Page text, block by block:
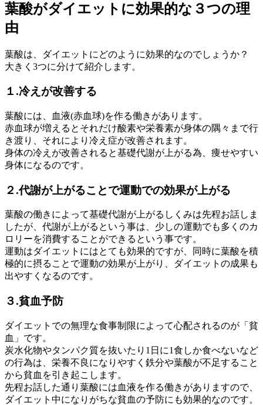
葉酸がダイエットに効果的な３つの理
由
葉酸は、ダイエットにどのように効果的なのでしょうか？
大きく3つに分けて紹介します。
１.冷えが改善する
葉酸には、血液(赤血球)を作る働きがあります。
赤血球が増えるとそれだけ酸素や栄養素が身体の隅々まで行
き渡り、それにより冷え症が改善されます。
身体の冷えが改善されると基礎代謝が上がる為、痩せやすい
身体になるのです。
２.代謝が上がることで運動での効果が上がる
葉酸の働きによって基礎代謝が上がるしくみは先程お話しま
したが、代謝が上がるという事は、少しの運動でも多くのカ
ロリーを消費することができるという事です。
運動はダイエットにはとても効果的ですが、同時に葉酸を積
極的に摂ることで運動の効果が上がり、ダイエットの成果も
出やすくなるのです。
３.貧血予防
ダイエットでの無理な食事制限によって心配されるのが「貧
血」です。
炭水化物やタンパク質を抜いたり1日に1食しか食べないなど
の行為は、栄養不良になりやすく鉄分や葉酸が不足すること
から貧血を引き起こします。
先程お話した通り葉酸には血液を作る働きがありますので、
ダイエット中になりがちな貧血の予防にも効果的なのです。